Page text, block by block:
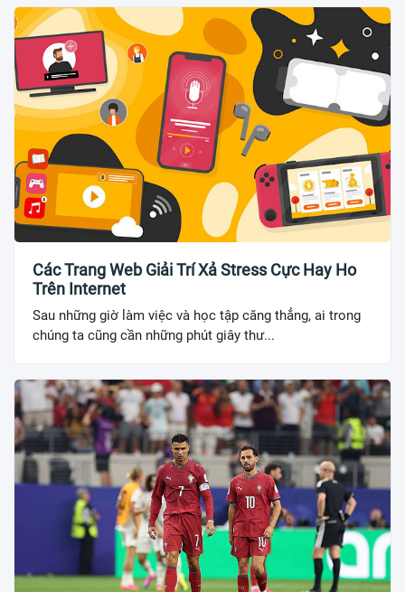
Các Trang Web Giải Trí Xả Stress Cực Hay Ho
Trên Internet
Sau những giờ làm việc và học tập căng thẳng, ai trong
chúng ta cũng cần những phút giây thư...